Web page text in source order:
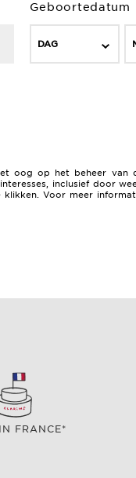
Geboortedatum
DAG
oog op het beheer van
inclusief door
Voor meer
FRANCE*